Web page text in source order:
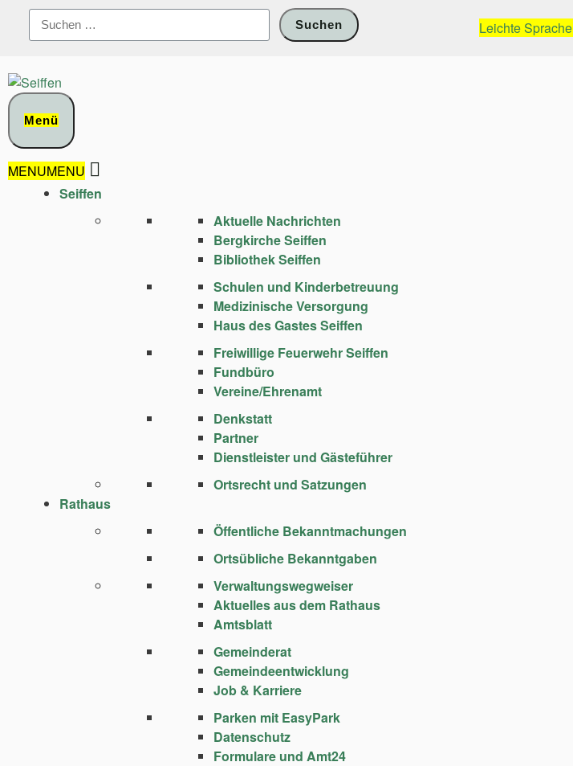
Suchen
nach:
Leichte Sprache
Menü
MENUMENU
Seiffen
Aktuelle Nachrichten
Bergkirche Seiffen
Bibliothek Seiffen
Schulen und Kinder­betreuung
Medizinische Versorgung
Haus des Gastes Seiffen
Freiwillige Feuerwehr Seiffen
Fundbüro
Vereine/Ehrenamt
Denkstatt
Partner
Dienstleister und Gästeführer
Ortsrecht und Satzungen
Rathaus
Öffentliche Bekanntmachungen
Ortsübliche Bekanntgaben
Verwaltungswegweiser
Aktuelles aus dem Rathaus
Amtsblatt
Gemeinderat
Gemeindeentwicklung
Job & Karriere
Parken mit EasyPark
Datenschutz
Formulare und Amt24